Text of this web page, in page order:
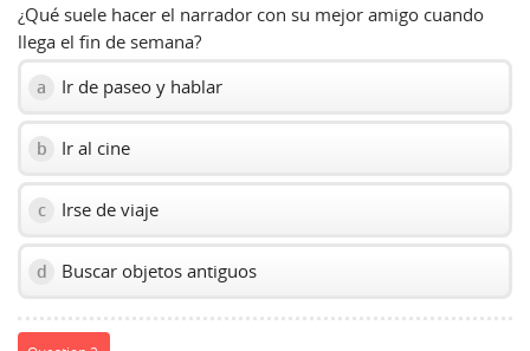
¿Qué suele hacer el narrador con su mejor amigo cuando
llega el fin de semana?
a Ir de paseo y hablar
b Ir al cine
c Irse de viaje
d Buscar objetos antiguos